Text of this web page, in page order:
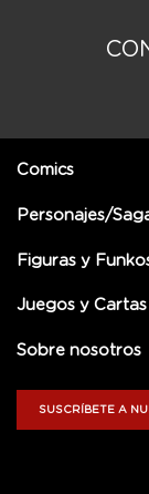
Comics
Personajes/
Figuras y
Juegos y Cartas
Sobre nosotros
SUSCRÍBETE A